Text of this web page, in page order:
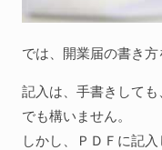
では、開業届の書き方
記入は、手書きして
でも構いません。
しかし、ＰＤＦに記